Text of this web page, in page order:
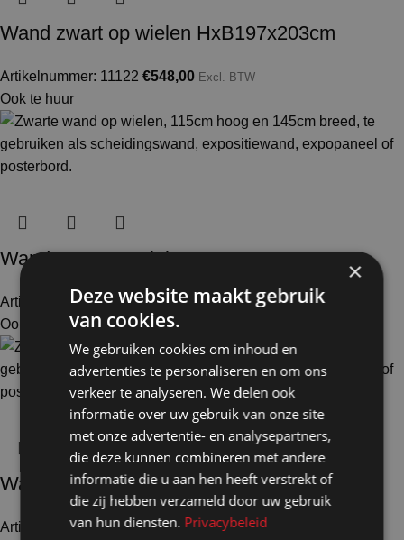
Wand zwart op wielen HxB197x203cm
Artikelnummer: 11122 €548,00 Excl. BTW
Ook te huur
Wand zwart op wielen HxB115x145cm
Artikelnummer: 11101€355,50 Excl. BTW
Ook te huur
Wand zwart op wielen HxB156x145cm
Artikelnummer: 11111€411,50 Excl. BTW
×
Deze website maakt gebruik
van cookies.
We gebruiken cookies om inhoud en
advertenties te personaliseren en om ons
verkeer te analyseren. We delen ook
informatie over uw gebruik van onze site
met onze advertentie- en analysepartners,
die deze kunnen combineren met andere
informatie die u aan hen heeft verstrekt of
die zij hebben verzameld door uw gebruik
van hun diensten. Privacybeleid